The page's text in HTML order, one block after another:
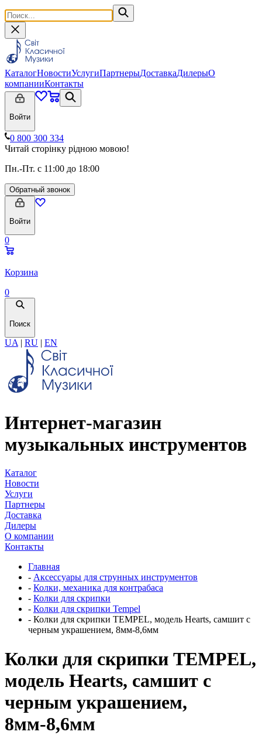
КаталогНовостиУслугиПартнерыДоставкаДилерыО
компанииКонтакты
Войти
0 800 300 334
Читай сторінку рідною мовою!
Пн.-Пт. с 11:00 до 18:00
Обратный звонок
Войти
0
Корзина
0
Поиск
UA | RU | EN
Интернет-магазин
музыкальных инструментов
Каталог
Новости
Услуги
Партнеры
Доставка
Дилеры
О компании
Контакты
Главная
- Аксессуары для струнных инструментов
- Колки, механика для контрабаса
- Колки для скрипки
- Колки для скрипки Tempel
- Колки для скрипки TEMPEL, модель Hearts, самшит c
черным украшением, 8мм-8,6мм
Колки для скрипки TEMPEL,
модель Hearts, самшит c
черным украшением,
8мм-8,6мм